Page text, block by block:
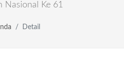
Nasional Ke 61
Detail